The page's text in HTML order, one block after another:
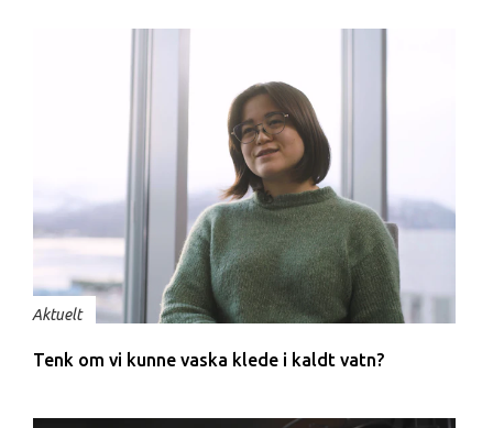
Aktuelt
Tenk om vi kunne vaska klede i kaldt vatn?